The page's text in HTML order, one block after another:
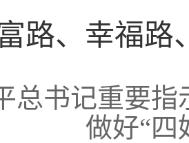
路、幸福路
总书记重要
做好“四